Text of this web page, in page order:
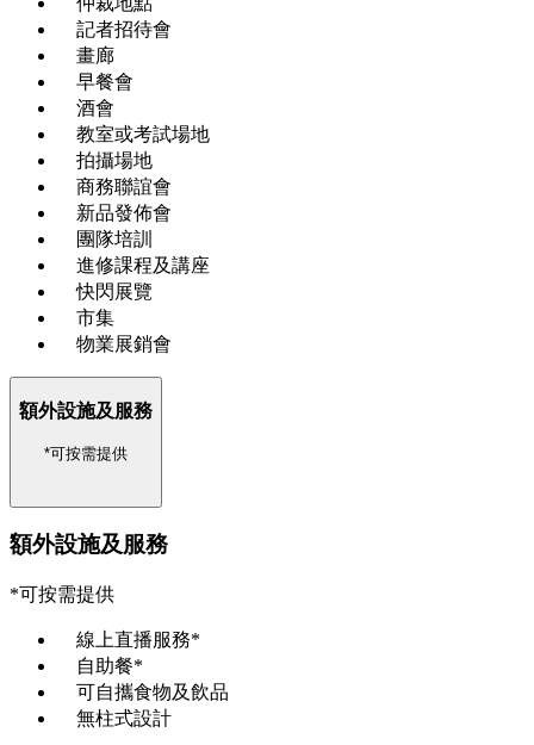
記者招待會
畫廊
早餐會
酒會
教室或考試場地
拍攝場地
商務聯誼會
新品發佈會
團隊培訓
進修課程及講座
快閃展覽
市集
物業展銷會
額外設施及服務
*可按需提供
額外設施及服務
*可按需提供
線上直播服務*
自助餐*
可自攜食物及飲品
無柱式設計